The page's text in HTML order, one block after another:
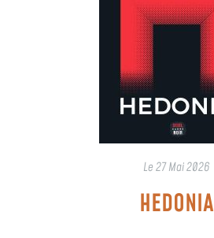
Le27 Mai 2026
HEDONIA